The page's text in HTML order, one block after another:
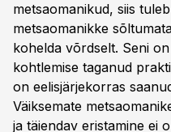
metsaomanikud, siis
metsaomanikke
kohelda võrdselt. Seni
kohtlemise taganud
on eelisjärjekorras
Väiksemate
ja täiendav eristamine ei